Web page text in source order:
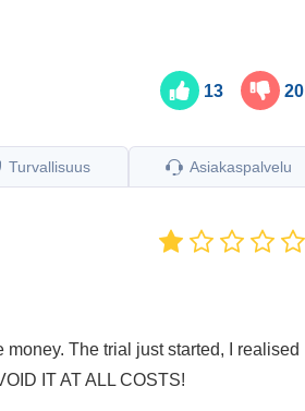
13 20
Turvallisuus Asiakaspalvelu
The trial just started, I realised
IT AT ALL COSTS!